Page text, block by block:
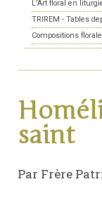
L'Art floral en
TRIREM - Tables
Compositions
saint
Par Frère